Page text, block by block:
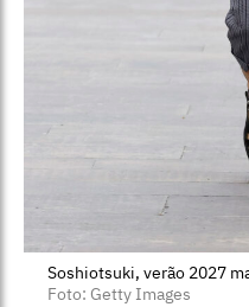
Soshiotsuki, verão 2027
Foto: Getty Images